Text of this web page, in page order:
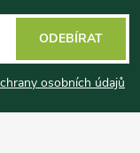
osobních údajů
ODEBÍRAT